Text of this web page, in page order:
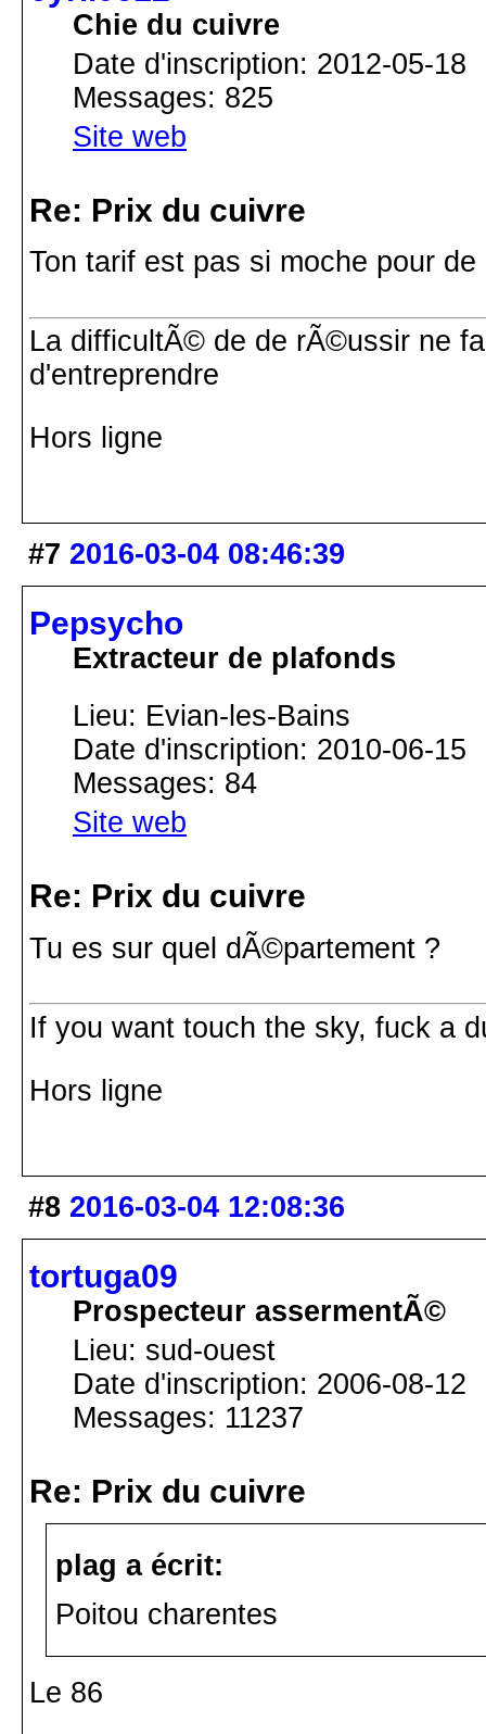
Chie du cuivre
Date d'inscription: 2012-05-18
Messages: 825
Site web
Re: Prix du cuivre
Ton tarif est pas si moche pour
La difficultÃ© de de rÃ©ussir ne
d'entreprendre
Hors ligne
#7 2016-03-04 08:46:39
Pepsycho
Extracteur de plafonds
Lieu: Evian-les-Bains
Date d'inscription: 2010-06-15
Messages: 84
Site web
Re: Prix du cuivre
Tu es sur quel dÃ©partement ?
If you want touch the sky, fuck a
Hors ligne
#8 2016-03-04 12:08:36
tortuga09
Prospecteur assermentÃ©
Lieu: sud-ouest
Date d'inscription: 2006-08-12
Messages: 11237
Re: Prix du cuivre
plag a écrit:
Poitou charentes
Le 86